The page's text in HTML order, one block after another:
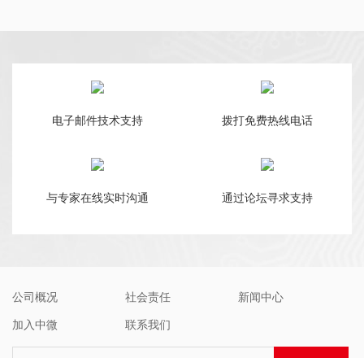
电子邮件技术支持 拨打免费热线电话
与专家在线实时沟通 通过论坛寻求支持
公司概况 社会责任 新闻中心
加入中微 联系我们